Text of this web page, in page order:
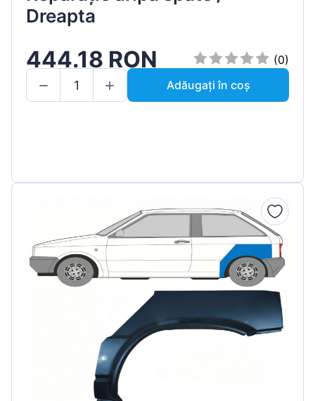
Dreapta
444.18 RON
(0)
Adăugați în coș